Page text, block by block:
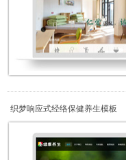
织梦响应式经络保健养生模板